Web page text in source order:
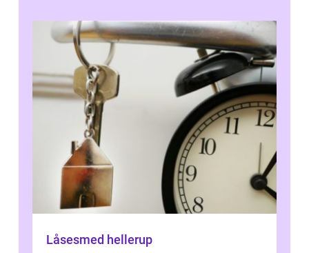
Låsesmed hellerup